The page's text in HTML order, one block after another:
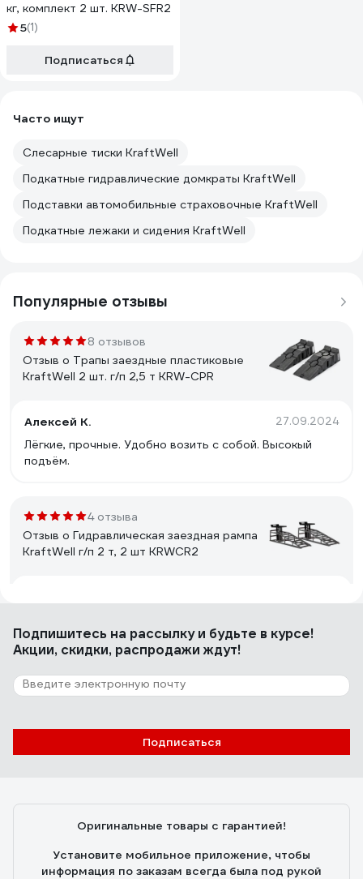
кг, комплект 2 шт. KRW-SFR2
5(1)
Подписаться
Часто ищут
Слесарные тиски KraftWell
Подкатные гидравлические домкраты KraftWell
Подставки автомобильные страховочные KraftWell
Подкатные лежаки и сидения KraftWell
Популярные отзывы
8 отзывов
Отзыв о Трапы заездные пластиковые
KraftWell 2 шт. г/п 2,5 т KRW-CPR
Алексей К. 27.09.2024
Лёгкие, прочные. Удобно возить с собой. Высокый
подъём.
4 отзыва
Отзыв о Гидравлическая заездная рампа
KraftWell г/п 2 т, 2 шт KRWCR2
1 отзыв
Отзыв о Рампы заездные стальные
шт. KRW-SFR2
Виталий
21.05.2026
Подпишитесь на рассылкуи будьте в курсе!
Акции, скидки, распродажи ждут!
Подписаться
Оригинальные товары с гарантией!
Установите мобильное приложение, чтобы
информация по заказам всегда была под рукой